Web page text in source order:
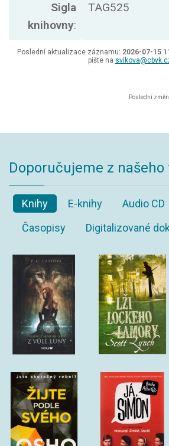
Sigla
knihovny:
TAG525
Poslední aktualizace záznamu: 2026-07-15
pište na
Poslední
Doporučujeme z našeho
Knihy E-knihy Audio CD
Časopisy
Digitalizované